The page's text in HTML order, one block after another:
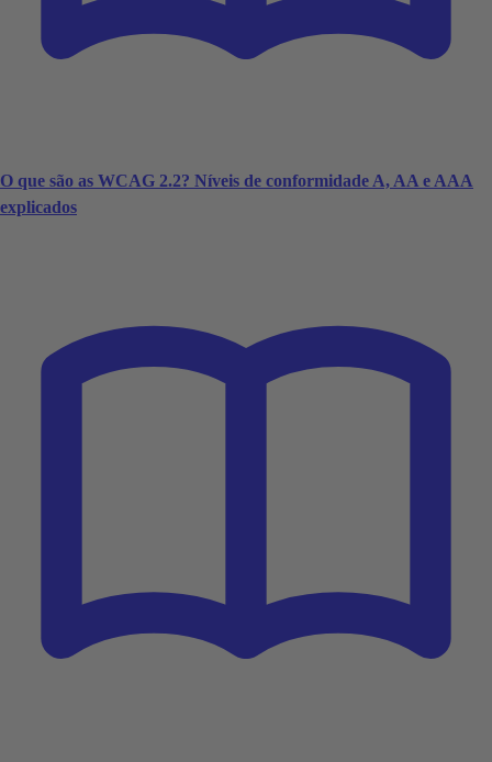
O que são as WCAG 2.2? Níveis de conformidade A, AA e AAA
explicados